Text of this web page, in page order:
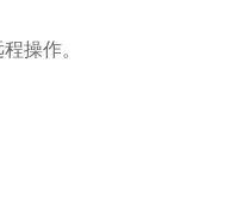
操作。